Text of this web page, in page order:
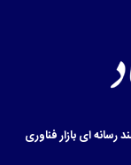
رسانه ایبازارفناوری